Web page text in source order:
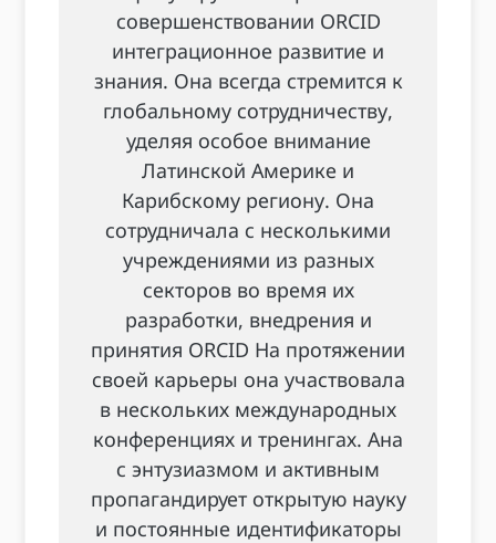
совершенствовании ORCID
интеграционное развитие и
знания. Она всегда стремится к
глобальному сотрудничеству,
уделяя особое внимание
Латинской Америке и
Карибскому региону. Она
сотрудничала с несколькими
учреждениями из разных
секторов во время их
разработки, внедрения и
принятия ORCID На протяжении
своей карьеры она участвовала
в нескольких международных
конференциях и тренингах. Ана
с энтузиазмом и активным
пропагандирует открытую науку
и постоянные идентификаторы